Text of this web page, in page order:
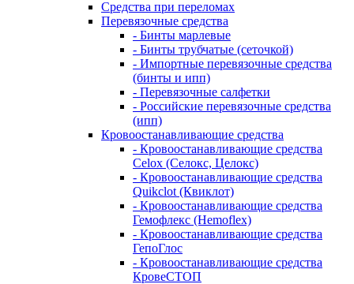
Средства при переломах
Перевязочные средства
- Бинты марлевые
- Бинты трубчатые (сеточкой)
- Импортные перевязочные средства
(бинты и ипп)
- Перевязочные салфетки
- Российские перевязочные средства
(ипп)
Кровоостанавливающие средства
- Кровоостанавливающие средства
Celox (Селокс, Целокс)
- Кровоостанавливающие средства
Quikclot (Квиклот)
- Кровоостанавливающие средства
Гемофлекс (Hemoflex)
- Кровоостанавливающие средства
ГепоГлос
- Кровоостанавливающие средства
КровеСТОП